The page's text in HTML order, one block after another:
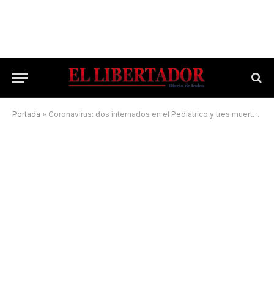
Portada » Coronavirus: dos internados en el Pediátrico y tres muertes en las últimas 24 horas